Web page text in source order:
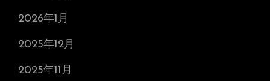
2026年1月
2025年12月
2025年11月